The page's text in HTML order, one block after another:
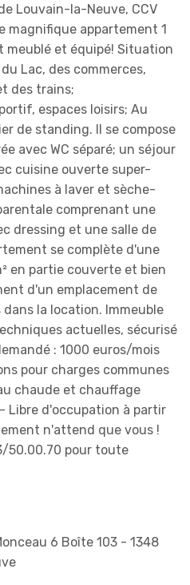
Louvain-la-Neuve, CCV
magnifique appartement 1
meublé et équipé! Situation
Lac, des commerces,
des trains;
espaces loisirs; Au
de standing. Il se compose
avec WC séparé; un séjour
cuisine ouverte super-
à laver et sèche-
comprenant une
dressing et une salle de
se complète d'une
en partie couverte et bien
d'un emplacement de
la location. Immeuble
actuelles, sécurisé
: 1000 euros/mois
pour charges communes
chaude et chauffage
Libre d'occupation à partir
n'attend que vous !
50.00.70 pour toute
6 Boîte 103 - 1348